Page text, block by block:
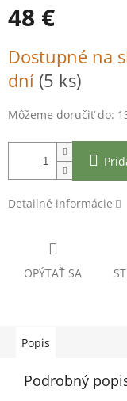
48 €
cena:
Dostupné na
dní (5 ks)
Môžeme doručiť do:
Detailné informácie
OPÝTAŤ SA
Popis
Podrobný